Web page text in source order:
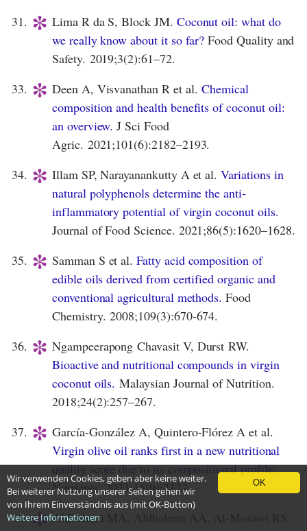
31. * Lima R da S, Block JM. Coconut oil: what do
we really know about it so far? Food Quality and
Safety. 2019;3(2):61–72.
33. * Deen A, Visvanathan R et al.Chemical
composition and health benefits of coconut oil:
an overview. J Sci Food
Agric. 2021;101(6):2182–2193.
34. * Illam SP, Narayanankutty A et al.Variations in
natural polyphenols determine the anti‐
inflammatory potential of virgin coconut oils.
Journal of Food Science. 2021;86(5):1620–1628.
35. * Samman S et al.Fatty acid composition of
edible oils derived from certified organic and
conventional agricultural methods. Food
Chemistry. 2008;109(3):670-674.
36. * Ngampeerapong Chavasit V, Durst RW.
Bioactive and nutritional compounds in virgin
coconut oils. Malaysian Journal of Nutrition.
2018;24(2):257–267.
37. * García-González A, Quintero-Flórez A et al.
Virgin olive oil ranks first in a new nutritional
quality score due to its compositional profile.
Nutrients. 2023;15(9):2127.
38. * Aldhalemi MA, Aldhalemi AA, Al-Mosawi RS.
OK
Wir verwenden Cookies, geben aber keine weiter.
Bei weiterer Nutzung unserer Seiten gehen wir
von Ihrem Einverständnis aus (mit OK-Button)
Weitere Informationen